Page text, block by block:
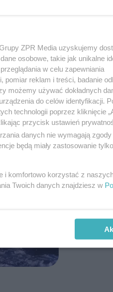
ZPR Media uzyskujemy
osobowe, takie jak unikalne
w celu zapewniania
reklam i treści, badanie
możemy używać dokładnych
do celów identyfikacji.
technologii poprzez kliknięcie
przycisk ustawień
danych nie wymagają
będą miały zastosowanie
i komfortowo korzystać z
Twoich danych znajdziesz w